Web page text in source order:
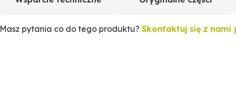
Masz pytania co do tego produktu?Skontaktuj się z nami